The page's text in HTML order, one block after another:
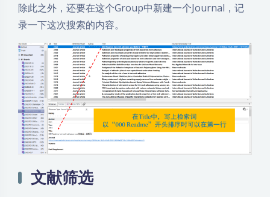
除此之外，还要在这个Group中新建一个Journal，记
录一下这次搜索的内容。
文献筛选